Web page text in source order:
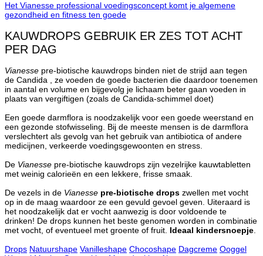
Het Vianesse professional voedingsconcept komt je algemene
gezondheid en fitness ten goede
KAUWDROPS GEBRUIK ER ZES TOT ACHT
PER DAG
Vianesse pre-biotische kauwdrops binden niet de strijd aan tegen
de Candida , ze voeden de goede bacterien die daardoor toenemen
in aantal en volume en bijgevolg je lichaam beter gaan voeden in
plaats van vergiftigen (zoals de Candida-schimmel doet)
Een goede darmflora is noodzakelijk voor een goede weerstand en
een gezonde stofwisseling. Bij de meeste mensen is de darmflora
verslechtert als gevolg van het gebruik van antibiotica of andere
medicijnen, verkeerde voedingsgewoonten en stress.
De Vianesse pre-biotische kauwdrops zijn vezelrijke kauwtabletten
met weinig calorieën en een lekkere, frisse smaak.
De vezels in de Vianesse pre-biotische drops zwellen met vocht
op in de maag waardoor ze een gevuld gevoel geven. Uiteraard is
het noodzakelijk dat er vocht aanwezig is door voldoende te
drinken! De drops kunnen het beste genomen worden in combinatie
met vocht, of eventueel met groente of fruit. Ideaal kindersnoepje
Drops Natuurshape Vanilleshape Chocoshape Dagcreme Ooggel